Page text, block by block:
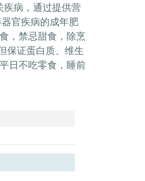
疾病，通过提供营
官疾病的成年肥
，禁忌甜食，除烹
保证蛋白质、维生
日不吃零食，睡前